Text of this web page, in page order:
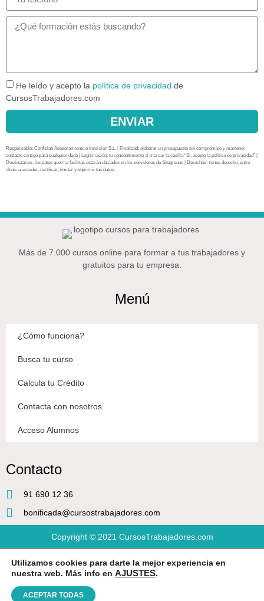
He leído y acepto la política de privacidad de
CursosTrabajadores.com
ENVIAR
Responsable: Confislab Asesoramiento e Inversión S.L. | Finalidad: elaborar un presupuesto sin compromiso y mantener
contacto contigo para cualquier duda | Legitimación: tu consentimiento al marcar la casilla “Sí, acepto la política de privacidad” |
Destinatarios: los datos que me facilitas estarán ubicados en los servidores de Siteground | Derechos: tienes derecho, entre
otros, a acceder, rectificar, limitar y suprimir tus datos.
Más de 7.000 cursos online para formar a tus trabajadores y
gratuitos para tu empresa.
Menú
¿Cómo funciona?
Busca tu curso
Calcula tu Crédito
Contacta con nosotros
Acceso Alumnos
Contacto
91 690 12 36
bonificada@cursostrabajadores.com
Copyright © 2021 CursosTrabajadores.com
Aviso Legal |Política de Privacidad| Condiciones de compra
Utilizamos cookies para darte la mejor experiencia en
nuestra web. Más info en AJUSTES.
ACEPTAR TODAS